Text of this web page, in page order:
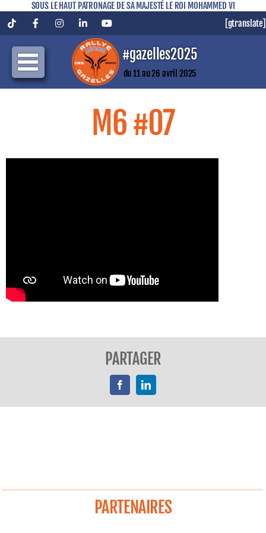
SOUS LE HAUT PATRONAGE DE SA MAJESTÉ LE ROI MOHAMMED VI
TiktokFacebookInstagramLinkedInYouTube [gtranslate]
#gazelles2025
du 11 au 26 avril 2025
M6 #07
PARTAGER
FacebookLinkedIn
PARTENAIRES